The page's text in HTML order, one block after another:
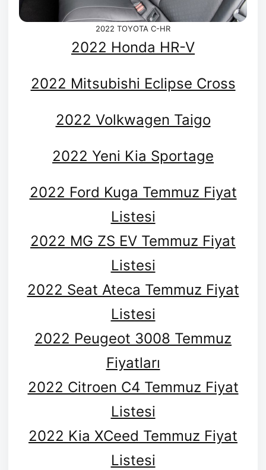
2022 TOYOTA C-HR
2022 Honda HR-V
2022 Mitsubishi Eclipse Cross
2022 Volkwagen Taigo
2022 Yeni Kia Sportage
2022 Ford Kuga Temmuz Fiyat
Listesi
2022 MG ZS EV Temmuz Fiyat
Listesi
2022 Seat Ateca Temmuz Fiyat
Listesi
2022 Peugeot 3008 Temmuz
Fiyatları
2022 Citroen C4 Temmuz Fiyat
Listesi
2022 Kia XCeed Temmuz Fiyat
Listesi